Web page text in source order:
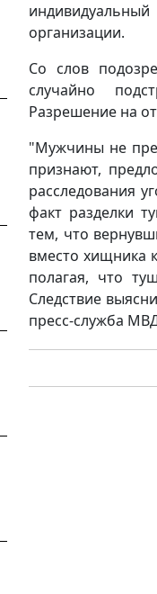
организации.
Со слов
случайно
Разрешение на
"Мужчины не
признают,
расследования
факт разделки
тем, что
вместо хищника
полагая, что
Следствие
пресс-служба